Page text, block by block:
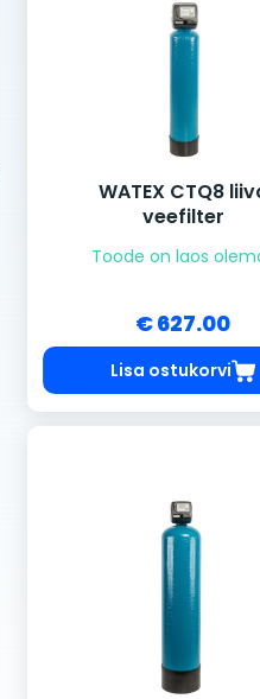
WATEX CTQ8
veefilter
Toode on laos
€ 627.00
Lisa ostukorvi